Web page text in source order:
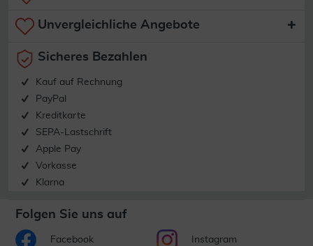
Unvergleichliche Angebote
Sicheres Bezahlen
Kauf auf Rechnung
PayPal
Kreditkarte
SEPA-Lastschrift
Apple Pay
Vorkasse
Klarna
Folgen Sie uns auf
Facebook Instagram